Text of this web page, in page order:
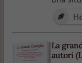
La
autori